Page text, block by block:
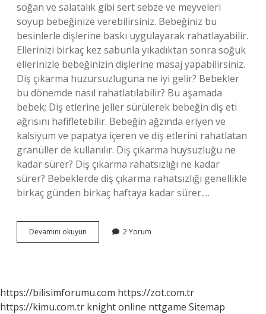
soğan ve salatalık gibi sert sebze ve meyveleri
soyup bebeğinize verebilirsiniz. Bebeğiniz bu
besinlerle dişlerine baskı uygulayarak rahatlayabilir.
Ellerinizi birkaç kez sabunla yıkadıktan sonra soğuk
ellerinizle bebeğinizin dişlerine masaj yapabilirsiniz.
Diş çıkarma huzursuzluguna ne iyi gelir? Bebekler
bu dönemde nasıl rahatlatılabilir? Bu aşamada
bebek; Diş etlerine jeller sürülerek bebeğin diş eti
ağrısını hafifletebilir. Bebeğin ağzında eriyen ve
kalsiyum ve papatya içeren ve diş etlerini rahatlatan
granüller de kullanılır. Diş çıkarma huysuzluğu ne
kadar sürer? Diş çıkarma rahatsızlığı ne kadar
sürer? Bebeklerde diş çıkarma rahatsızlığı genellikle
birkaç günden birkaç haftaya kadar sürer.…
Devamını okuyun
Diş
Gelir
2 Yorum
https://bilisimforumu.com https://zot.com.tr
https://kimu.com.tr knight online nttgame Sitemap